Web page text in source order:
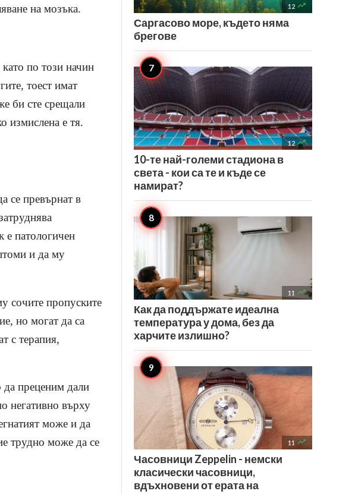
на мозъка.
по този начин
тоест имат
би сте срещали
измислена е тя.
се превърнат в
е патологичен
и да му
сочите пропуските
но могат да са
с терапия,
да преценим дали
негативно върху
може и да
трудно може да се
12 
Саргасово море, където няма
брегове
12 
10-те най-големи стадиона в
света - кои са те и къде се
намират?
11 
Как да поддържате идеална
температура у дома, без да
харчите излишно?
11 
Часовници Zeppelin - немски
класически часовници,
вдъхновени от ерата на